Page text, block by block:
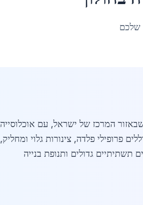
שלכם
זו שבאזור המרכז של ישראל, עם אוכלוסייה
פרופילי פלדה, צינורות גלוי ומחליק,
גדולים ותנופת בנייה